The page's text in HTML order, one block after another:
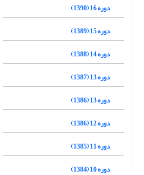
دوره 16 (1390)
دوره 15 (1389)
دوره 14 (1388)
دوره 13 (1387)
دوره 13 (1386)
دوره 12 (1386)
دوره 11 (1385)
دوره 10 (1384)